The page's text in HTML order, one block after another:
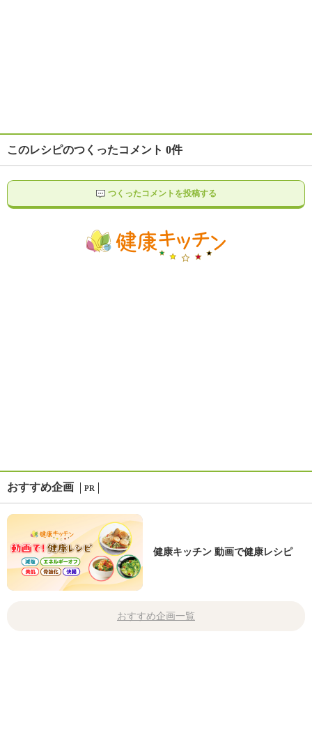
このレシピのつくったコメント 0件
つくったコメントを投稿する
おすすめ企画 PR
健康キッチン 動画で健康レシピ
おすすめ企画一覧